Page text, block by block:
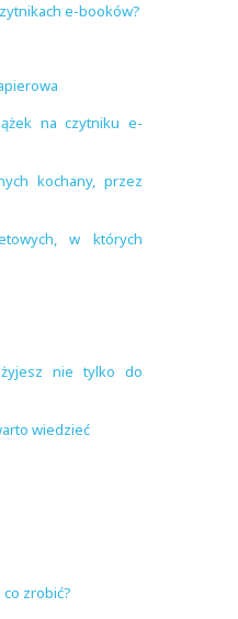
e-booków?
na czytniku e-
kochany, przez
w których
nie tylko do
wiedzieć
zrobić?